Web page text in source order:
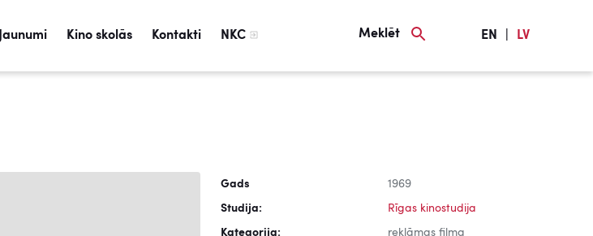
Jaunumi Kino skolās Kontakti NKC Meklēt EN LV
Gads 1969
Studija: Rīgas kinostudija
Kategorija: reklāmas filma